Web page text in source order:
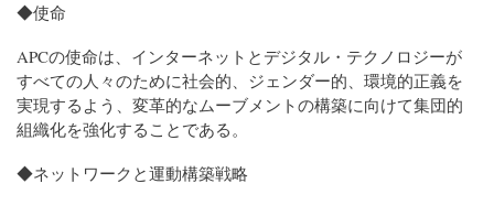
◆使命
APCの使命は、インターネットとデジタル・テクノロジーが
すべての人々のために社会的、ジェンダー的、環境的正義を
実現するよう、変革的なムーブメントの構築に向けて集団的
組織化を強化することである。
◆ネットワークと運動構築戦略